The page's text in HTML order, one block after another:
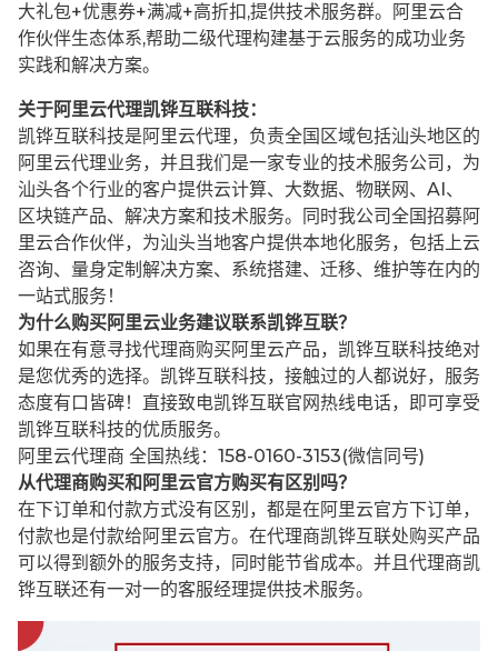
大礼包+优惠券+满减+高折扣,提供技术服务群。阿里云合
作伙伴生态体系,帮助二级代理构建基于云服务的成功业务
实践和解决方案。
关于阿里云代理凯铧互联科技：
凯铧互联科技是阿里云代理，负责全国区域包括汕头地区的
阿里云代理业务，并且我们是一家专业的技术服务公司，为
汕头各个行业的客户提供云计算、大数据、物联网、AI、
区块链产品、解决方案和技术服务。同时我公司全国招募阿
里云合作伙伴，为汕头当地客户提供本地化服务，包括上云
咨询、量身定制解决方案、系统搭建、迁移、维护等在内的
一站式服务！
为什么购买阿里云业务建议联系凯铧互联？
如果在有意寻找代理商购买阿里云产品，凯铧互联科技绝对
是您优秀的选择。凯铧互联科技，接触过的人都说好，服务
态度有口皆碑！直接致电凯铧互联官网热线电话，即可享受
凯铧互联科技的优质服务。
阿里云代理商 全国热线：158-0160-3153(微信同号)
从代理商购买和阿里云官方购买有区别吗？
在下订单和付款方式没有区别，都是在阿里云官方下订单，
付款也是付款给阿里云官方。在代理商凯铧互联处购买产品
可以得到额外的服务支持，同时能节省成本。并且代理商凯
铧互联还有一对一的客服经理提供技术服务。